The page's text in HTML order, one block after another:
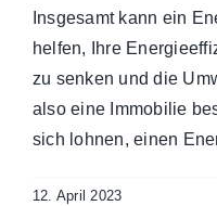
Insgesamt kann ein
helfen, Ihre
zu senken und die
also eine Immobilie
sich lohnen, einen
12. April 2023